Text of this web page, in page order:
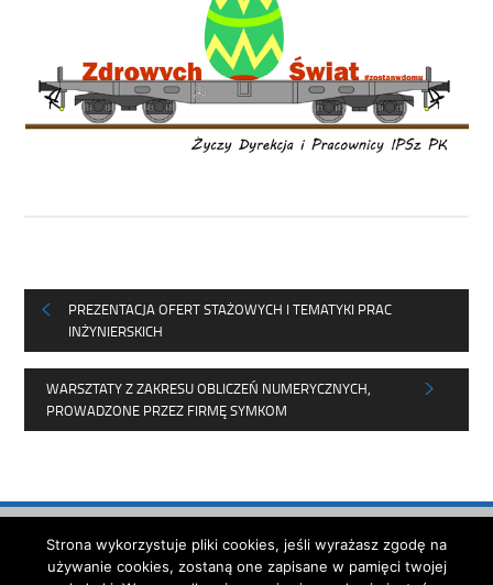
PREZENTACJA OFERT STAŻOWYCH I TEMATYKI PRAC
INŻYNIERSKICH
WARSZTATY Z ZAKRESU OBLICZEŃ NUMERYCZNYCH,
PROWADZONE PRZEZ FIRMĘ SYMKOM
ramach projektu
Polska Akademia Dostępności
Strona wykorzystuje pliki cookies, jeśli wyrażasz zgodę na
używanie cookies, zostaną one zapisane w pamięci twojej